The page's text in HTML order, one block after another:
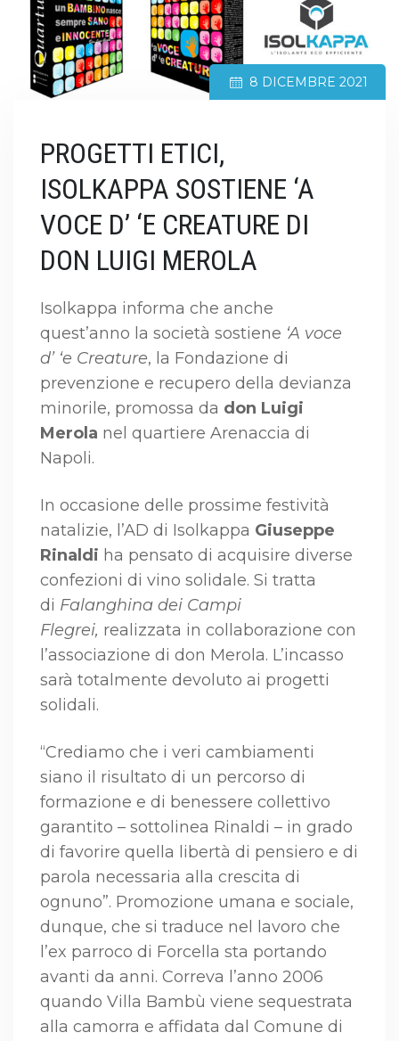
8 DICEMBRE 2021
PROGETTI ETICI,
ISOLKAPPA SOSTIENE ‘A
VOCE D’ ‘E CREATURE DI
DON LUIGI MEROLA
Isolkappa informa che anche
quest’anno la società sostiene ‘A voce
d’ ‘e Creature, la Fondazione di
prevenzione e recupero della devianza
minorile, promossa da don Luigi
Merola nel quartiere Arenaccia di
Napoli.
In occasione delle prossime festività
natalizie, l’AD di Isolkappa Giuseppe
Rinaldi ha pensato di acquisire diverse
confezioni di vino solidale. Si tratta
di Falanghina dei Campi
Flegrei, realizzata in collaborazione con
l’associazione di don Merola. L’incasso
sarà totalmente devoluto ai progetti
solidali.
“Crediamo che i veri cambiamenti
siano il risultato di un percorso di
formazione e di benessere collettivo
garantito – sottolinea Rinaldi – in grado
di favorire quella libertà di pensiero e di
parola necessaria alla crescita di
ognuno”. Promozione umana e sociale,
dunque, che si traduce nel lavoro che
l’ex parroco di Forcella sta portando
avanti da anni. Correva l’anno 2006
quando Villa Bambù viene sequestrata
alla camorra e affidata dal Comune di